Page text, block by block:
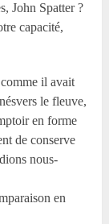
John Spatter ?
capacité,
il avait
le fleuve,
en forme
de conserve
nous-
en